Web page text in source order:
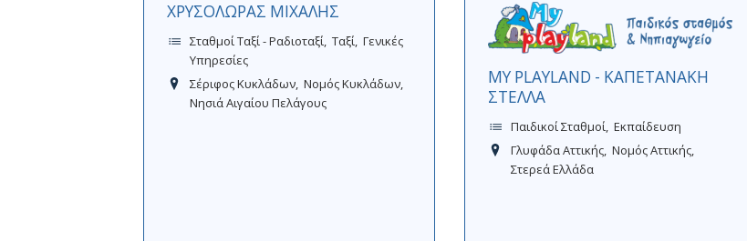
ΧΡΥΣΟΛΩΡΑΣ ΜΙΧΑΛΗΣ
Σταθμοί Ταξί - Ραδιοταξί Ταξί Γενικές
Υπηρεσίες
Σέριφος Κυκλάδων Νομός Κυκλάδων
Νησιά Αιγαίου Πελάγους
MY PLAYLAND - ΚΑΠΕΤΑΝΑΚΗ
ΣΤΕΛΛΑ
Παιδικοί Σταθμοί Εκπαίδευση
Γλυφάδα Αττικής Νομός Αττικής
Στερεά Ελλάδα